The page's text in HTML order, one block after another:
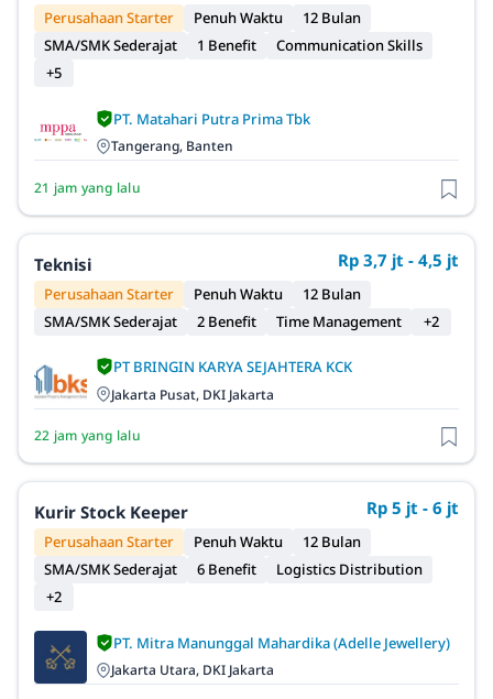
Perusahaan Starter Penuh Waktu
12 Bulan
SMA/SMK Sederajat
1 Benefit
Communication Skills
+5
PT. Matahari Putra Prima Tbk
Tangerang, Banten
21 jam yang lalu
Teknisi Rp 3,7 jt - 4,5 jt
Perusahaan Starter Penuh Waktu
12 Bulan
SMA/SMK Sederajat
2 Benefit Time Management +2
PT BRINGIN KARYA SEJAHTERA KCK
Jakarta Pusat, DKI Jakarta
22 jam yang lalu
Kurir Stock Keeper Rp 5 jt - 6 jt
Perusahaan Starter Penuh Waktu
12 Bulan
SMA/SMK Sederajat
6 Benefit
Logistics Distribution
+2
PT. Mitra Manunggal Mahardika (Adelle Jewellery)
Jakarta Utara, DKI Jakarta